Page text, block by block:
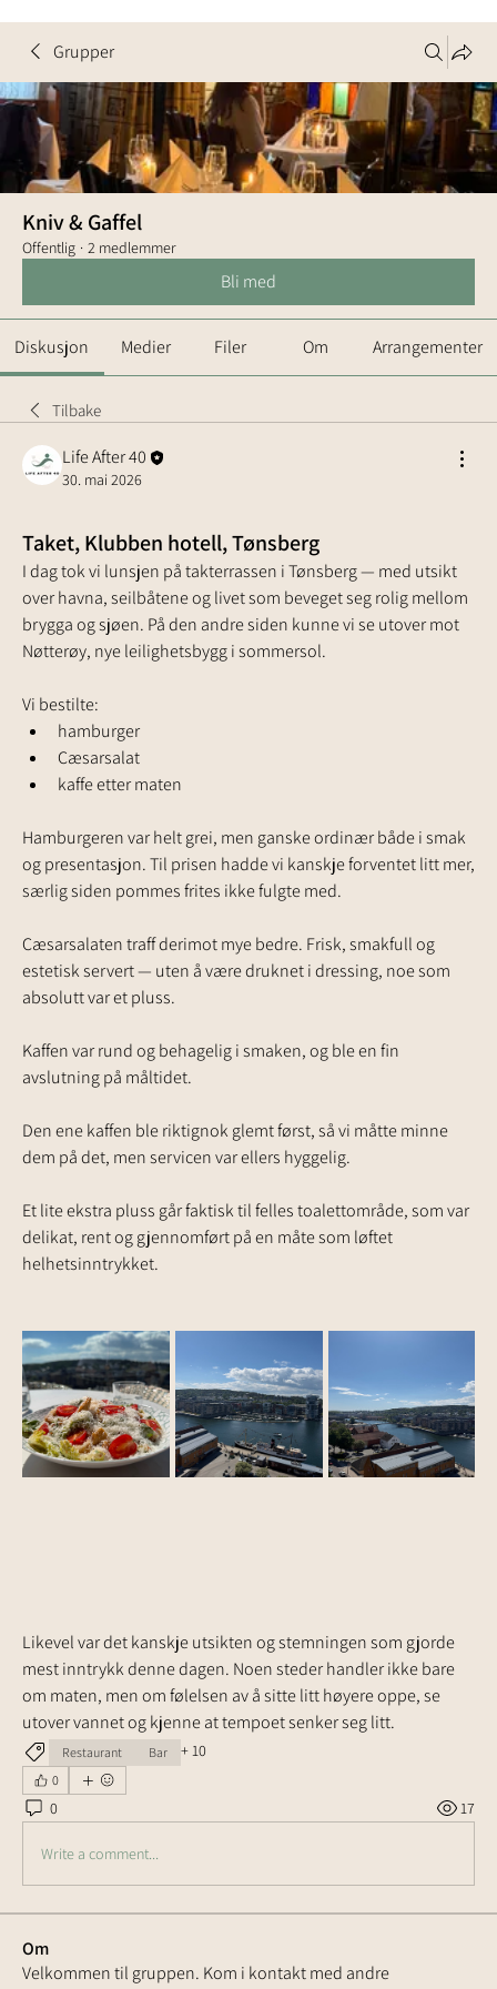
Grupper
Kniv & Gaffel
Offentlig · 2 medlemmer
Bli med
Diskusjon Medier Filer Om Arrangementer
Tilbake
Life After 40
30. mai 2026
Taket, Klubben hotell, Tønsberg
I dag tok vi lunsjen på takterrassen i Tønsberg — med utsikt
over havna, seilbåtene og livet som beveget seg rolig mellom
brygga og sjøen. På den andre siden kunne vi se utover mot
Nøtterøy, nye leilighetsbygg i sommersol.
Vi bestilte:
hamburger
Cæsarsalat
kaffe etter maten
Hamburgeren var helt grei, men ganske ordinær både i smak
og presentasjon. Til prisen hadde vi kanskje forventet litt mer,
særlig siden pommes frites ikke fulgte med.
Cæsarsalaten traff derimot mye bedre. Frisk, smakfull og
estetisk servert — uten å være druknet i dressing, noe som
absolutt var et pluss.
Kaffen var rund og behagelig i smaken, og ble en fin
avslutning på måltidet.
Den ene kaffen ble riktignok glemt først, så vi måtte minne
dem på det, men servicen var ellers hyggelig.
Et lite ekstra pluss går faktisk til felles toalettområde, som var
delikat, rent og gjennomført på en måte som løftet
helhetsinntrykket.
Likevel var det kanskje utsikten og stemningen som gjorde
mest inntrykk denne dagen. Noen steder handler ikke bare
om maten, men om følelsen av å sitte litt høyere oppe, se
utover vannet og kjenne at tempoet senker seg litt.
Restaurant Bar +10
0
0 17
Write a comment...
Om
Velkommen til gruppen. Kom i kontakt med andre